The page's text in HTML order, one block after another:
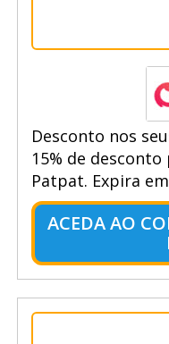
Desconto nos
15% de
Patpat. Expira
ACEDA AO